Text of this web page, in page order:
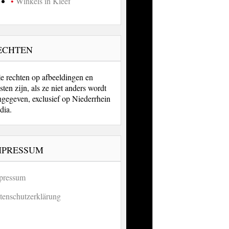
rechten op afbeeldingen en
zijn, als ze niet anders wordt
exclusief op Niederrhein